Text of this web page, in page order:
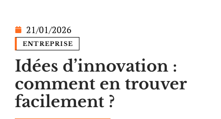
21/01/2026
ENTREPRISE
Idées d’innovation :
comment en trouver
facilement ?